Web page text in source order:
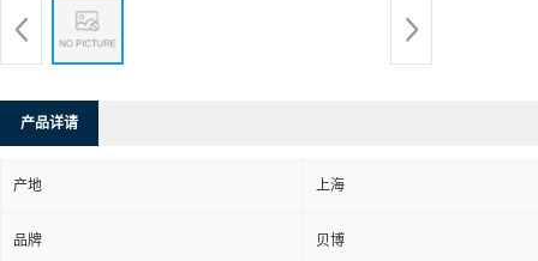
产品详请
产地 上海
品牌 贝博